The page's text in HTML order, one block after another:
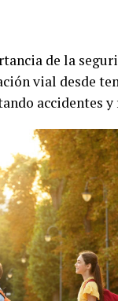
de la
vial desde
accidentes